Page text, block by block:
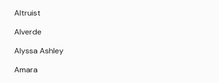
Altruist
Alverde
Alyssa Ashley
Amara